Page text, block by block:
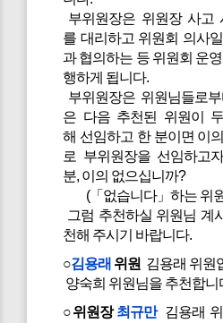
부위원장은 위원장 사고
를 대리하고 위원회 의사
과 협의하는 등 위원회 운
행하게 됩니다.
부위원장은 위원님들로
은 다음 추천된 위원이
해 선임하고 한 분이면 이
로 부위원장을 선임하고
분, 이의 없으십니까?
(「없습니다」하는 위
그럼 추천하실 위원님 계
천해 주시기 바랍니다.
○김용래 위원 김용래 위원
양숙희 위원님을 추천합니
○위원장최규만김용래 위